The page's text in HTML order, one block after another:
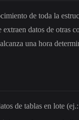
de toda la
datos de otras
una hora
de tablas en lote